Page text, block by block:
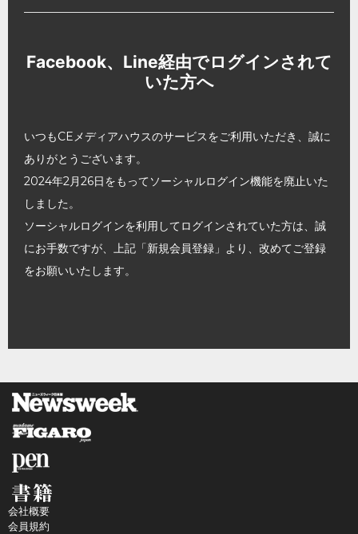
Facebook、Line経由でログインされて
いた方へ
いつもCEメディアハウスのサービスをご利用いただき、誠に
ありがとうございます。
2024年2月26日をもってソーシャルログイン機能を廃止いた
しました。
ソーシャルログインを利用してログインされていた方は、誠
にお手数ですが、上記「新規会員登録」より、改めてご登録
をお願いいたします。
会社概要
会員規約